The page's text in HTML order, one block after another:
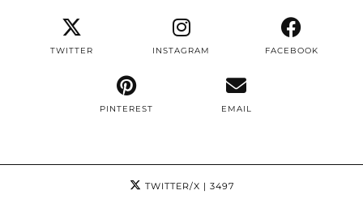
TWITTER INSTAGRAM FACEBOOK
PINTEREST EMAIL
TWITTER/X | 3497